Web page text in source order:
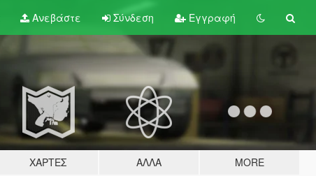
Ανεβάστε Σύνδεση Εγγραφή
ΧΆΡΤΕΣ ΆΛΛΑ MORE